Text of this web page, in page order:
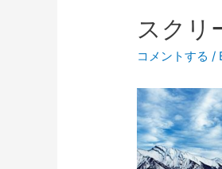
スクリ
コメントする /